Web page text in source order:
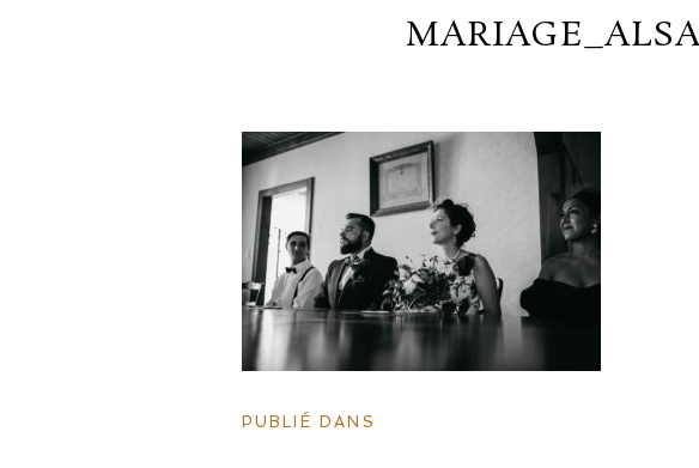
PUBLIÉ DANS